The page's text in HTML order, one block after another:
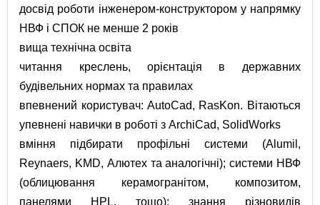
досвід роботи інженером-конструктором у напрямку
НВФ і СПОК не менше 2 років
вища технічна освіта
читання креслень, орієнтація в державних
будівельних нормах та правилах
впевнений користувач: AutoCad, RasKon. Вітаються
упевнені навички в роботі з ArchiCad, SolidWorks
вміння підбирати профільні системи (Аlumil,
Reynaers, KMD, Алютех та аналогічні); системи НВФ
(облицювання керамогранітом, композитом,
панелями HPL, тощо); знання різновидів